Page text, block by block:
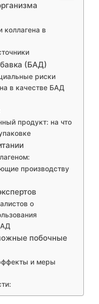
в
(БАД)
риски
в качестве БАД
продукт: на что
производству
о
побочные
и меры